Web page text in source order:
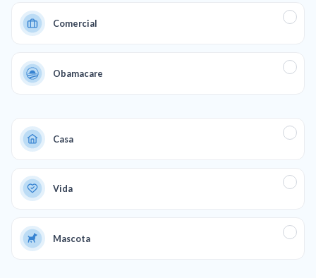
Comercial
Obamacare
Casa
Vida
Mascota